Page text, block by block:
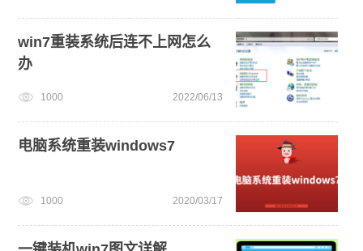
win7重装系统后连不上网怎么
办
1000 2022/06/13
电脑系统重装windows7
1000 2020/03/17